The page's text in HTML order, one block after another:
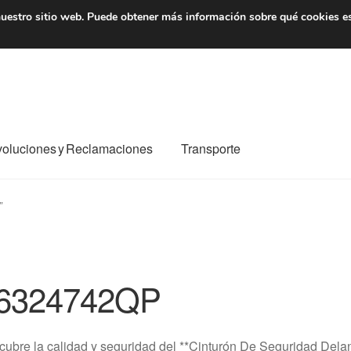
EUR De lunes a viernes
y Reclamaciones Transporte
al mundo entero
la calidad y seguridad del **Cinturón De Seguridad
sitio web. Puede obtener más información sobre qué cookies